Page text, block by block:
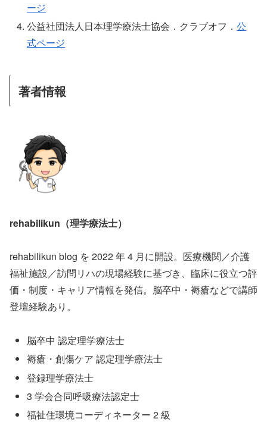
ージ
公益社団法人日本理学療法士協会．クラブオフ．公
式ページ
著者情報
rehabilikun（理学療法士）
rehabilikun blog を 2022 年 4 月に開設。医療機関／介護
福祉施設／訪問リハの現場経験に基づき、臨床に役立つ評
価・制度・キャリア情報を発信。脳卒中・褥瘡などで講師
登壇経験あり。
脳卒中 認定理学療法士
褥瘡・創傷ケア 認定理学療法士
登録理学療法士
3 学会合同呼吸療法認定士
福祉住環境コーディネーター 2 級